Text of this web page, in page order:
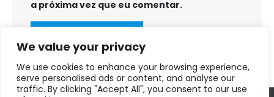
We value your privacy
We use cookies to enhance your browsing experience,
serve personalised ads or content, and analyse our
traffic. By clicking "Accept All", you consent to our use
a próxima vez que eu comentar.